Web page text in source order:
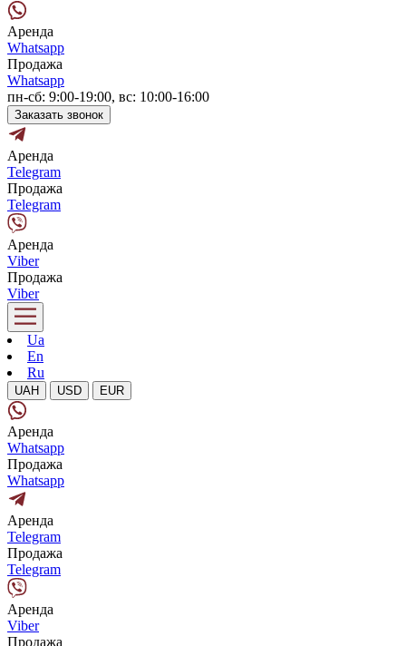
Аренда
Whatsapp
Продажа
Whatsapp
пн-сб: 9:00-19:00, вс: 10:00-16:00
Заказать звонок
Аренда
Telegram
Продажа
Telegram
Аренда
Viber
Продажа
Viber
Ua
En
Ru
UAH USD EUR
Аренда
Whatsapp
Продажа
Whatsapp
Аренда
Telegram
Продажа
Telegram
Аренда
Viber
Продажа